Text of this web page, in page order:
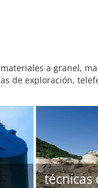
a granel,
de exploración,